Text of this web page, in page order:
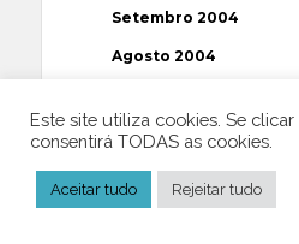
Setembro 2004
Agosto 2004
Junho 2004
Maio 2004
Abril 2004
Este site utiliza cookies. Se clicar
consentirá TODAS as cookies.
Aceitar tudo Rejeitar tudo